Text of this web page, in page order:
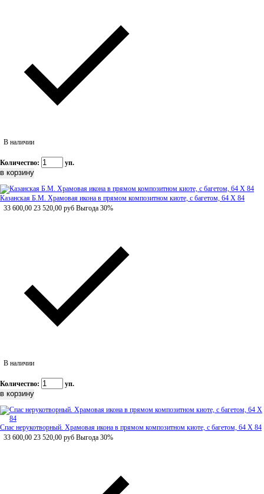
В наличии
Количество: уп.
Казанская Б.М. Храмовая икона в прямом композитном киоте, с багетом, 64 Х 84
33 600,00 23 520,00 руб Выгода 30%
В наличии
Количество: уп.
Спас нерукотворный. Храмовая икона в прямом композитном киоте, с багетом, 64 Х 84
33 600,00 23 520,00 руб Выгода 30%